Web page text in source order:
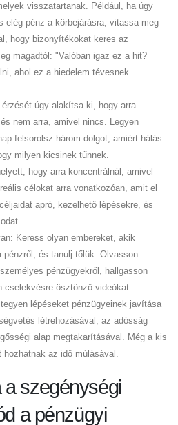
visszatartanak. Például, ha úgy
elég pénz a körbejárásra, vitassa meg
hogy bizonyítékokat keres az
magadtól: "Valóban igaz ez a hit?
ahol ez a hiedelem tévesnek
úgy alakítsa ki, hogy arra
nem arra, amivel nincs. Legyen
felsorolsz három dolgot, amiért hálás
milyen kicsinek tűnnek.
hogy arra koncentrálnál, amivel
célokat arra vonatkozóan, amit el
apró, kezelhető lépésekre, és
Keress olyan embereket, akik
pénzről, és tanulj tőlük. Olvasson
pénzügyekről, hallgasson
cselekvésre ösztönző videókat.
lépéseket pénzügyeinek javítása
létrehozásával, az adósság
alap megtakarításával. Még a kis
hozhatnak az idő múlásával.
a szegénységi
a pénzügyi